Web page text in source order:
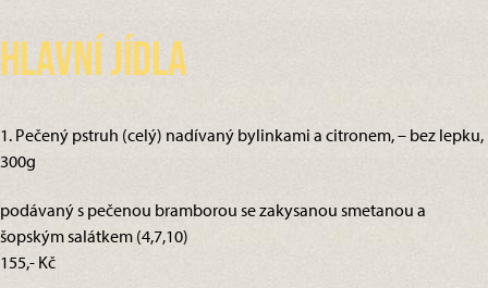
Hlavní jídla
1. Pečený pstruh (celý) nadívaný bylinkami a citronem, – bez lepku,
300g
podávaný s pečenou bramborou se zakysanou smetanou a
šopským salátkem (4,7,10)
155,- Kč